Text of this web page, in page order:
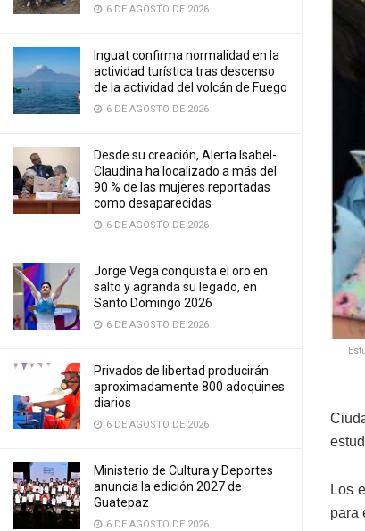
6 DE AGOSTO DE 2026
Inguat confirma normalidad en la
actividad turística tras descenso
de la actividad del volcán de Fuego
6 DE AGOSTO DE 2026
Desde su creación, Alerta Isabel-
Claudina ha localizado a más del
90 % de las mujeres reportadas
como desaparecidas
6 DE AGOSTO DE 2026
Jorge Vega conquista el oro en
salto y agranda su legado, en
Santo Domingo 2026
6 DE AGOSTO DE 2026
Privados de libertad producirán
aproximadamente 800 adoquines
diarios
6 DE AGOSTO DE 2026
Ministerio de Cultura y Deportes
anuncia la edición 2027 de
Guatepaz
6 DE AGOSTO DE 2026
Los
para